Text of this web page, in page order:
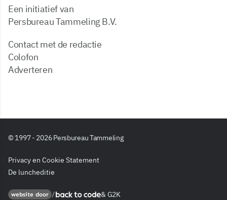
Een initiatief van
Persbureau Tammeling B.V.
Contact met de redactie
Colofon
Adverteren
© 1997 - 2026 Persbureau Tammeling
Privacy en Cookie Statement
De luncheditie
website doorBack to code & G2K